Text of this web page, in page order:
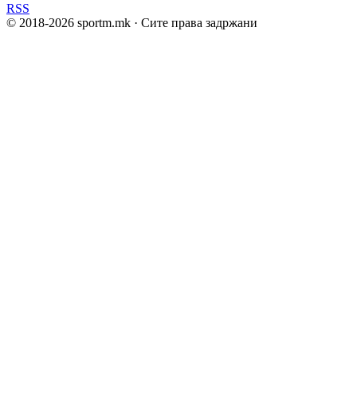
RSS
© 2018-2026 sportm.mk · Сите права задржани